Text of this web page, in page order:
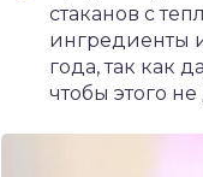
стаканов с
ингредиенты
года, так как
чтобы этого